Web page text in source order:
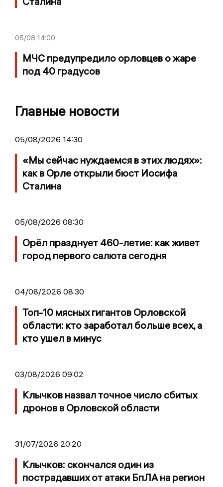
05/08 14:00
МЧС предупредило орловцев о жаре
под 40 градусов
Главные новости
05/08/2026 14:30
«Мы сейчас нуждаемся в этих людях»:
как в Орле открыли бюст Иосифа
Сталина
05/08/2026 08:30
Орёл празднует 460-летие: как живет
город первого салюта сегодня
04/08/2026 08:30
Топ-10 мясных гигантов Орловской
области: кто заработал больше всех, а
кто ушел в минус
03/08/2026 09:02
Клычков назвал точное число сбитых
дронов в Орловской области
31/07/2026 20:20
Клычков: скончался один из
пострадавших от атаки БпЛА на регион